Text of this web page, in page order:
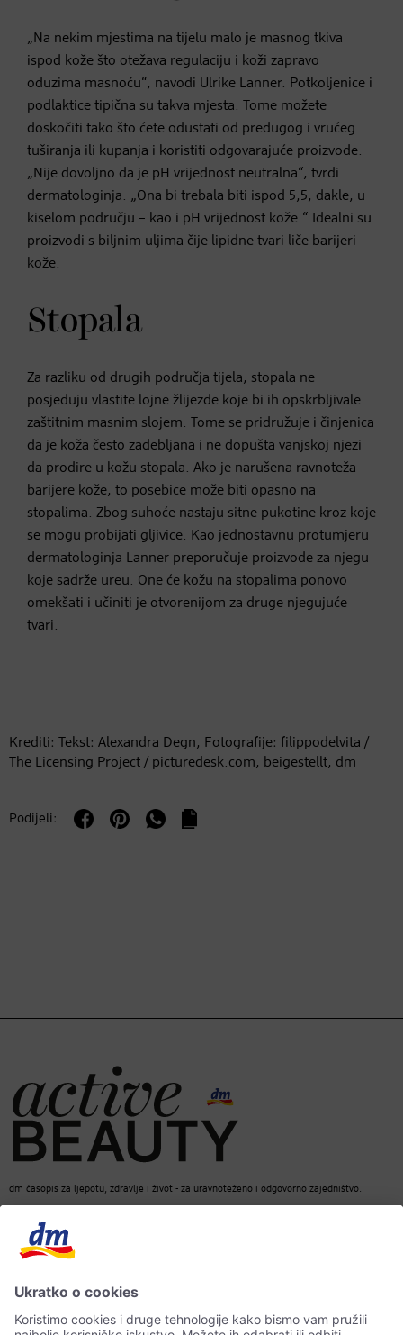
„Na nekim mjestima na tijelu malo je masnog tkiva
ispod kože što otežava regulaciju i koži zapravo
oduzima masnoću“, navodi Ulrike Lanner. Potkoljenice i
podlaktice tipična su takva mjesta. Tome možete
doskočiti tako što ćete odustati od predugog i vrućeg
tuširanja ili kupanja i koristiti odgovarajuće proizvode.
„Nije dovoljno da je pH vrijednost neutralna“, tvrdi
dermatologinja. „Ona bi trebala biti ispod 5,5, dakle, u
kiselom području – kao i pH vrijednost kože.“ Idealni su
proizvodi s biljnim uljima čije lipidne tvari liče barijeri
kože.
Stopala
Za razliku od drugih područja tijela, stopala ne
posjeduju vlastite lojne žlijezde koje bi ih opskrbljivale
zaštitnim masnim slojem. Tome se pridružuje i činjenica
da je koža često zadebljana i ne dopušta vanjskoj njezi
da prodire u kožu stopala. Ako je narušena ravnoteža
barijere kože, to posebice može biti opasno na
stopalima. Zbog suhoće nastaju sitne pukotine kroz koje
se mogu probijati gljivice. Kao jednostavnu protumjeru
dermatologinja Lanner preporučuje proizvode za njegu
koje sadrže ureu. One će kožu na stopalima ponovo
omekšati i učiniti je otvorenijom za druge njegujuće
tvari.
Krediti: Tekst: Alexandra Degn, Fotografije: filippodelvita /
The Licensing Project / picturedesk.com, beigestellt, dm
Podijeli:
dm časopis za ljepotu, zdravlje i život - za uravnoteženo i odgovorno zajedništvo.